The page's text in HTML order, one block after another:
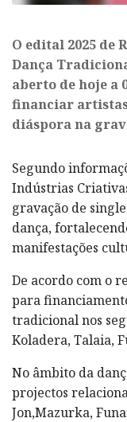
O edital 2025 de
Dança
aberto de hoje a
financiar
diáspora na
Segundo
Indústrias
gravação de
dança,
manifestações
De acordo com o
para
tradicional nos
Koladera, Talaia,
No âmbito da
projectos
Jon,Mazurka,